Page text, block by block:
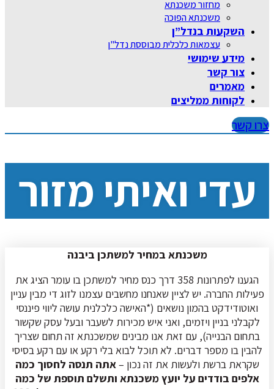
מחזור משכנתא
משכנתא הפוכה
השקעות בנדל”ן
עצמאות כלכלית מבוססת נדל"ן
מידע שימושי
צור קשר
מאמרים
לקוחות ממליצים
צרו קשר
עדי ואיתי מזור
משכנתא במחיר למשתכן ביבנה
הגענו לפתרונות 358 דרך כנס מחיר למשתכן בו עומר הציג את
פעילות החברה. יש לציין שאנחנו מחשבים עצמנו לזוג די מבין עניין
ואוטודידקט בהמון נושאים (*האישה כלכלנית עושה ליווי פיננסי
לקבלני בניין ויזמים, ואני איש מכירות לשעבר ובעל עסק שקשור
בתחום הבנייה), עם זאת אנו מבינים שמשכנתא זה תחום שצריך
להבין בו מספר דברים. לא תוכל לבוא בלי רקע או עם רקע בסיסי
שקראת ברשת ולעשות את זה נכון –אתה תנסה לחסוך כמה
אלפים בודדים על יועץ משכנתא ותשלם תוספת של כמה